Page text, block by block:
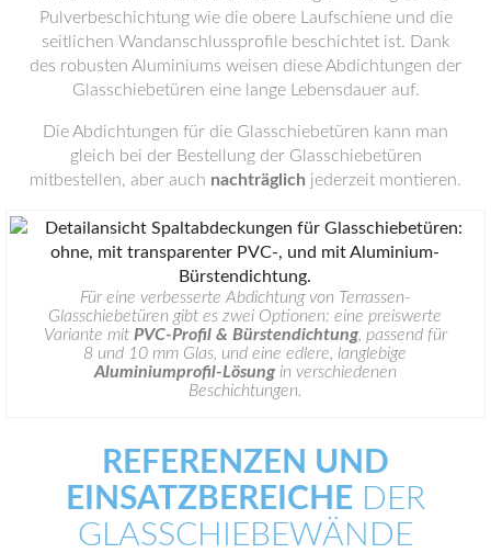
Pulverbeschichtung wie die obere Laufschiene und die
seitlichen Wandanschlussprofile beschichtet ist. Dank
des robusten Aluminiums weisen diese Abdichtungen der
Glasschiebetüren eine lange Lebensdauer auf.
Die Abdichtungen für die Glasschiebetüren kann man
gleich bei der Bestellung der Glasschiebetüren
mitbestellen, aber auch nachträglich jederzeit montieren.
Für eine verbesserte Abdichtung von Terrassen-
Glasschiebetüren gibt es zwei Optionen: eine preiswerte
Variante mit PVC-Profil & Bürstendichtung, passend für
8 und 10 mm Glas, und eine edlere, langlebige
Aluminiumprofil-Lösungin verschiedenen
Beschichtungen.
REFERENZEN UND
EINSATZBEREICHE DER
GLASSCHIEBEWÄNDE